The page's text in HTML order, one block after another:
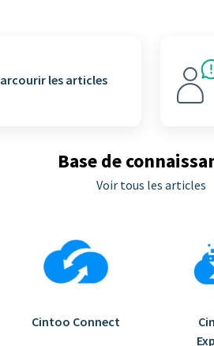
les articles
Base de
Voir tous les articles
Cintoo Connect